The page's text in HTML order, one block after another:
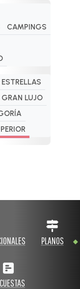
CAMPINGS
GRAN LUJO
PLANOS